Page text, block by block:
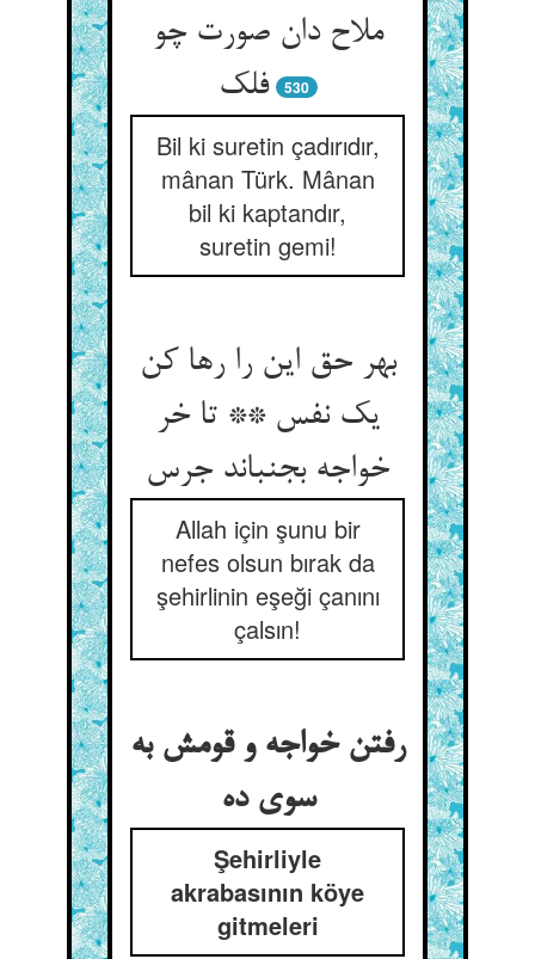
ملاح دان صورت چو
فلک
530
Bil ki suretin çadırıdır,
mânan Türk. Mânan
bil ki kaptandır,
suretin gemi!
بهر حق این را رها کن
یک نفس ** تا خر
خواجه بجنباند جرس
Allah için şunu bir
nefes olsun bırak da
şehirlinin eşeği çanını
çalsın!
رفتن خواجه و قومش به
سوی ده
Şehirliyle
akrabasının köye
gitmeleri